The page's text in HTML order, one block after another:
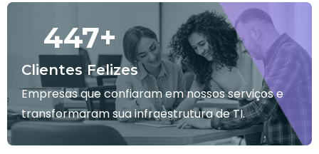
Clientes Felizes
450+
Empresas que confiaram em nossos serviços e
transformaram sua infraestrutura de TI.